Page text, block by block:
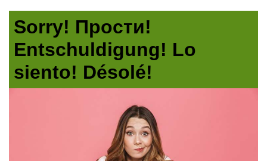
Sorry! Прости!
Entschuldigung! Lo
siento! Désolé!